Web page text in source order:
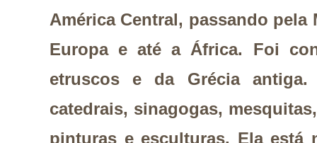
América Central, passando
Europa e até a África. Foi
etruscos e da Grécia
catedrais, sinagogas,
pinturas e esculturas. Ela está